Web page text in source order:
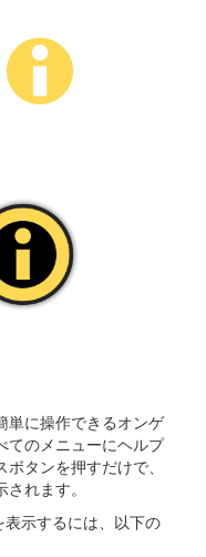
単に操作できるオンゲ
てのメニューにヘルプ
タンを押すだけで、
れます。
表示するには、以下の